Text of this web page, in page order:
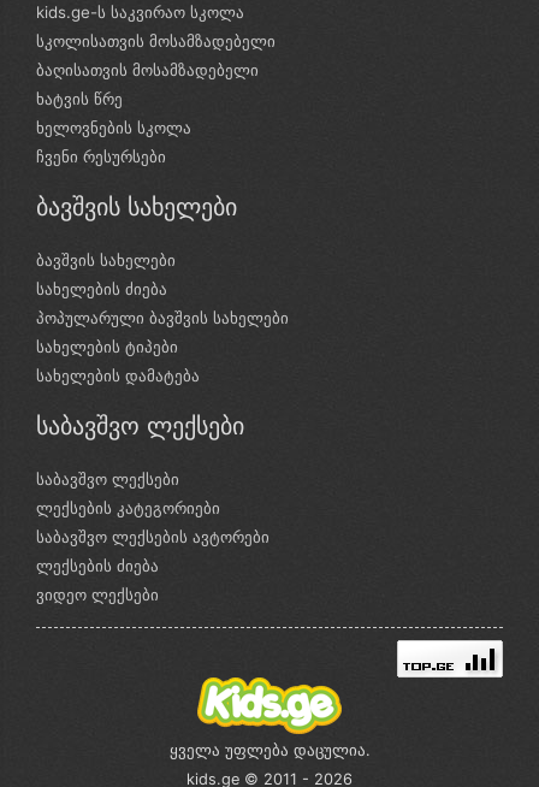
kids.ge-ს საკვირაო სკოლა
სკოლისათვის მოსამზადებელი
ბაღისათვის მოსამზადებელი
ხატვის წრე
ხელოვნების სკოლა
ჩვენი რესურსები
ბავშვის სახელები
ბავშვის სახელები
სახელების ძიება
პოპულარული ბავშვის სახელები
სახელების ტიპები
სახელების დამატება
საბავშვო ლექსები
საბავშვო ლექსები
ლექსების კატეგორიები
საბავშვო ლექსების ავტორები
ლექსების ძიება
ვიდეო ლექსები
ყველა უფლება დაცულია.
kids.ge © 2011 - 2026